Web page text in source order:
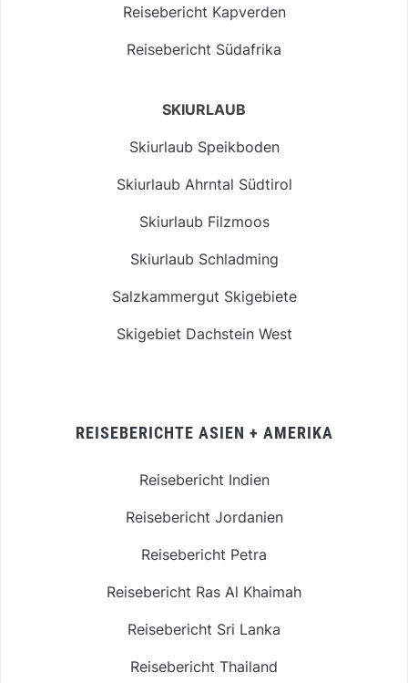
Reisebericht Kapverden
Reisebericht Südafrika
SKIURLAUB
Skiurlaub Speikboden
Skiurlaub Ahrntal Südtirol
Skiurlaub Filzmoos
Skiurlaub Schladming
Salzkammergut Skigebiete
Skigebiet Dachstein West
REISEBERICHTE ASIEN + AMERIKA
Reisebericht Indien
Reisebericht Jordanien
Reisebericht Petra
Reisebericht Ras Al Khaimah
Reisebericht Sri Lanka
Reisebericht Thailand